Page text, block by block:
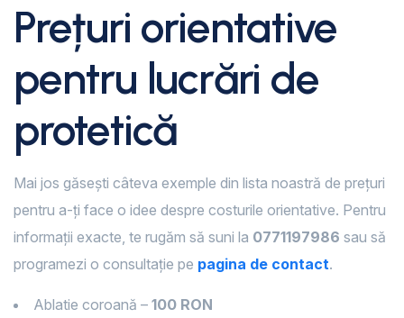
Prețuri orientative
pentru lucrări de
protetică
Mai jos găsești câteva exemple din lista noastră de prețuri
pentru a-ți face o idee despre costurile orientative. Pentru
informații exacte, te rugăm să suni la 0771197986 sau să
programezi o consultație pe pagina de contact.
Ablatie coroană – 100 RON